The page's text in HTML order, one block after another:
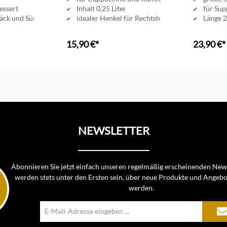
und Süßes
Inhalt 0,25 Liter
idealer Henkel für Rechtshänder
15,90 €*
für
Länge
23,90 €*
NEWSLETTER
Abonnieren Sie jetzt einfach unseren regelmäßig erscheinenden
werden stets unter den Ersten sein, über neue Produkte und
werden.
Mail-
Adresse*